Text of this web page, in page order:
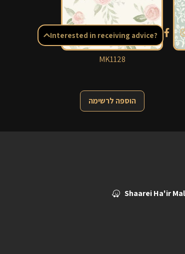
MK1128
הוספה לרשימה
Interested in receiving advice?
Shaarei Ha'ir